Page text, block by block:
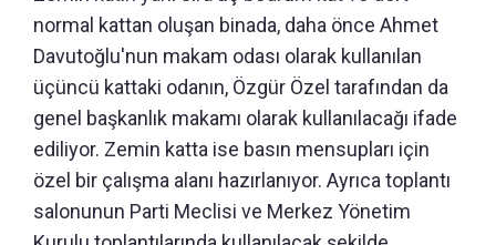
normal kattan oluşan binada, daha önce Ahmet
Davutoğlu'nun makam odası olarak kullanılan
üçüncü kattaki odanın, Özgür Özel tarafından da
genel başkanlık makamı olarak kullanılacağı ifade
ediliyor. Zemin katta ise basın mensupları için
özel bir çalışma alanı hazırlanıyor. Ayrıca toplantı
salonunun Parti Meclisi ve Merkez Yönetim